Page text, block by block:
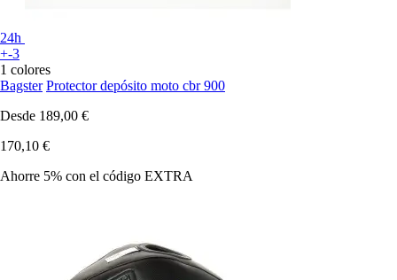
24h
+-3
1 colores
Bagster Protector depósito moto cbr 900
Desde 189,00 €
170,10 €
Ahorre 5% con el código EXTRA